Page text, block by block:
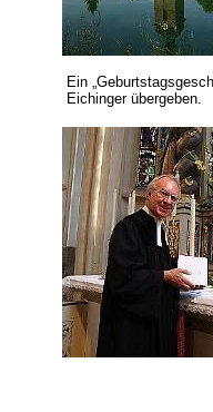
Ein
Eichinger übergeben.